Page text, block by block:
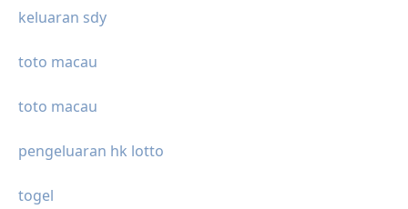
keluaran sdy
toto macau
toto macau
pengeluaran hk lotto
togel